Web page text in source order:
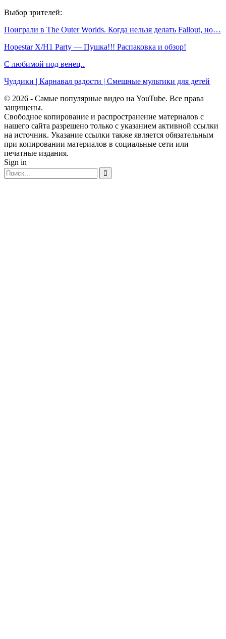
Выбор зрителей:
Поиграли в The Outer Worlds. Когда нельзя делать Fallout, но…
Hopestar X/H1 Party — Пушка!!! Распаковка и обзор!
С любимой под венец..
Чуддики | Карнавал радости | Смешные мультики для детей
© 2026 - Самые популярные видео на YouTube. Все права
защищены.
Свободное копирование и распространение материалов с
нашего сайта разрешено только с указанием активной ссылки
на источник. Указание ссылки также является обязательным
при копировании материалов в социальные сети или
печатные издания.
Sign in